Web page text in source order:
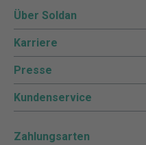
Über Soldan
Karriere
Presse
Kundenservice
Zahlungsarten